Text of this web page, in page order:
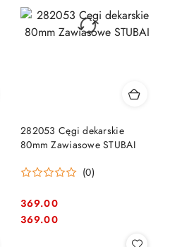
282053 Cęgi dekarskie
80mm Zawiasowe STUBAI
(0)
Cena:
369.00
Cena:
369.00